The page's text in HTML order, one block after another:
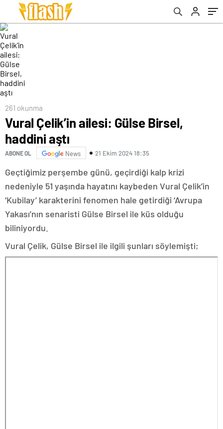
261 okunma
Vural Çelik’in ailesi: Gülse Birsel,
haddini aştı
ABONE OL News 21 Ekim 2024 18:35
Geçtiğimiz perşembe günü, geçirdiği kalp krizi
nedeniyle 51 yaşında hayatını kaybeden Vural Çelik’in
‘Kubilay’ karakterini fenomen hale getirdiği ‘Avrupa
Yakası’nın senaristi Gülse Birsel ile küs olduğu
biliniyordu.
Vural Çelik, Gülse Birsel ile ilgili şunları söylemişti;